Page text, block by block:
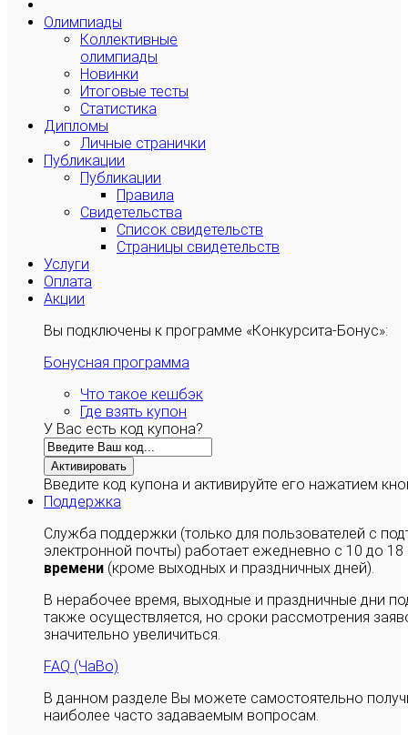
Олимпиады
Коллективные
олимпиады
Новинки
Итоговые тесты
Статистика
Дипломы
Личные странички
Публикации
Публикации
Правила
Свидетельства
Список свидетельств
Страницы свидетельств
Услуги
Оплата
Акции
Вы подключены к программе «Конкурсита-Бонус»:
Бонусная программа
Что такое кешбэк
Где взять купон
У Вас есть код купона?
Активировать
Введите код купона и активируйте его нажатием
Поддержка
Служба поддержки (только для пользователей с
электронной почты) работает ежедневно с 10 до
времени (кроме выходных и праздничных дней).
В нерабочее время, выходные и праздничные дни
также осуществляется, но сроки рассмотрения
значительно увеличиться.
FAQ (ЧаВо)
В данном разделе Вы можете самостоятельно
наиболее часто задаваемым вопросам.